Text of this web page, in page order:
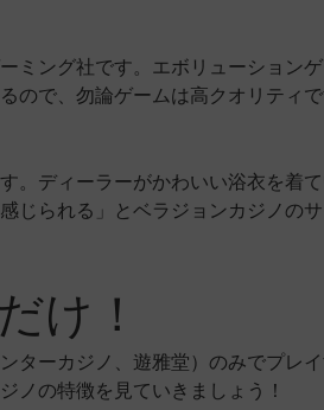
ミング社です。エボリューション
ので、勿論ゲームは高クオリティで
。ディーラーがかわいい浴衣を着
じられる」とベラジョンカジノの
け！
ターカジノ、遊雅堂）のみでプレ
ノの特徴を見ていきましょう！